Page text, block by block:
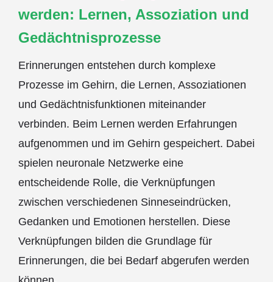
werden: Lernen, Assoziation und
Gedächtnisprozesse
Erinnerungen entstehen durch komplexe
Prozesse im Gehirn, die Lernen, Assoziationen
und Gedächtnisfunktionen miteinander
verbinden. Beim Lernen werden Erfahrungen
aufgenommen und im Gehirn gespeichert. Dabei
spielen neuronale Netzwerke eine
entscheidende Rolle, die Verknüpfungen
zwischen verschiedenen Sinneseindrücken,
Gedanken und Emotionen herstellen. Diese
Verknüpfungen bilden die Grundlage für
Erinnerungen, die bei Bedarf abgerufen werden